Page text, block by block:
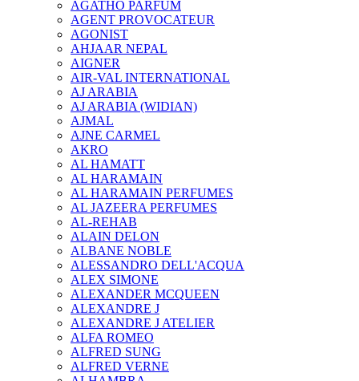
AGATHO PARFUM
AGENT PROVOCATEUR
AGONIST
AHJAAR NEPAL
AIGNER
AIR-VAL INTERNATIONAL
AJ ARABIA
AJ ARABIA (WIDIAN)
AJMAL
AJNE CARMEL
AKRO
AL HAMATT
AL HARAMAIN
AL HARAMAIN PERFUMES
AL JAZEERA PERFUMES
AL-REHAB
ALAIN DELON
ALBANE NOBLE
ALESSANDRO DELL'ACQUA
ALEX SIMONE
ALEXANDER MCQUEEN
ALEXANDRE J
ALEXANDRE J ATELIER
ALFA ROMEO
ALFRED SUNG
ALFRED VERNE